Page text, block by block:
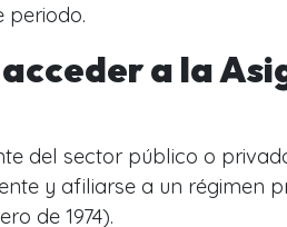
periodo.
a la
del sector público o
y afiliarse a un régimen
de 1974).